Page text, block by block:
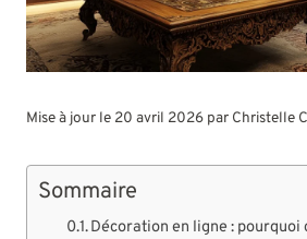
Mise à jour le 20 avril 2026 par Christelle
Sommaire
Décoration en ligne : pourquoi